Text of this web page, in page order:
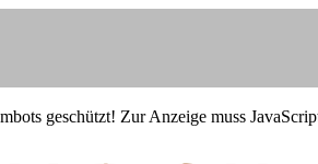
geschützt! Zur Anzeige muss